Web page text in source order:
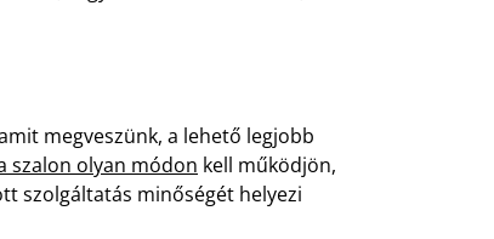
megveszünk, a lehető legjobb
szalon olyan módon kell működjön,
szolgáltatás minőségét helyezi